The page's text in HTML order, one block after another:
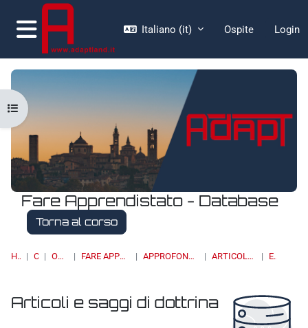
Vai al contenuto principale
Pannello laterale
Italiano ‎(it)‎ Ospite Login
Fare Apprendistato - Database
Torna al corso
HOME CORSI OSSERVATORI FARE APPRENDISTATO - DATABASE APPROFONDIMENTI, STUDI E RICERCHE ARTICOLI E SAGGI DI DOTTRINA ELENCO
Apri indice del corso
Articoli e saggi di dottrina